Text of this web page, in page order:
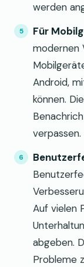
werden
Für
modernen
Android,
können.
verpassen.
Auf vielen
abgeben.
Probleme